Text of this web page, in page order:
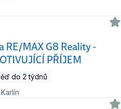
RE/MAX G8 Reality -
PŘÍJEM
do 2 týdnů